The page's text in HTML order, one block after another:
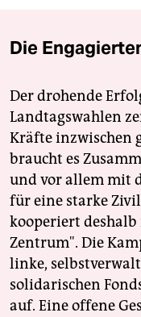
Die
Der drohende
Landtagswahlen
Kräfte inzwischen
braucht es
und vor allem mit
für eine starke
kooperiert
Zentrum". Die
linke,
solidarischen
auf. Eine offene